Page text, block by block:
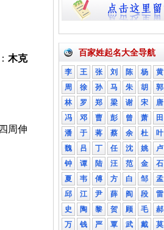
木克
周伸
百家姓起名大全导航
李 王 张 刘 陈 杨 黄
周
徐 孙 马 朱 胡 郭
林
罗 郑 梁 谢 宋 唐
冯
邓 曹 彭 曾 萧 田
潘
于 蒋 蔡 余 杜 叶
魏
吕 丁 任 沈 姚 卢
钟
谭 陆 汪 范 金 石
夏
韦 傅 方 白 邹 孟
邱
江 尹 薛 阎 段 雷
史
陶 黎 贺 顾 毛 郝
万
钱 严 覃 武 戴 莫